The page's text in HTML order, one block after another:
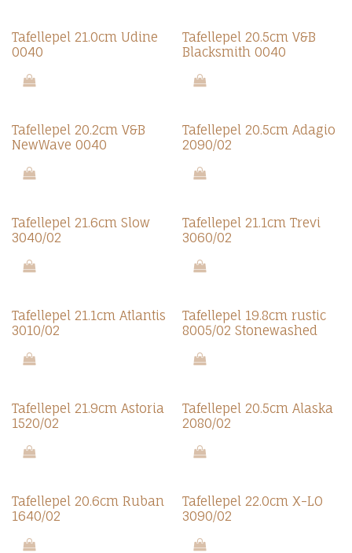
Tafellepel 21.0cm Udine
0040
Tafellepel 20.5cm V&B
Blacksmith 0040
Tafellepel 20.2cm V&B
NewWave 0040
Tafellepel 20.5cm Adagio
2090/02
Tafellepel 21.6cm Slow
3040/02
Promo 7.0
Tafellepel 21.1cm Trevi
3060/02
Promo 7.0
Tafellepel 21.1cm Atlantis
3010/02
Tafellepel 19.8cm rustic
8005/02 Stonewashed
Tafellepel 21.9cm Astoria
1520/02
Tafellepel 20.5cm Alaska
2080/02
Tafellepel 20.6cm Ruban
1640/02
Tafellepel 22.0cm X-LO
3090/02